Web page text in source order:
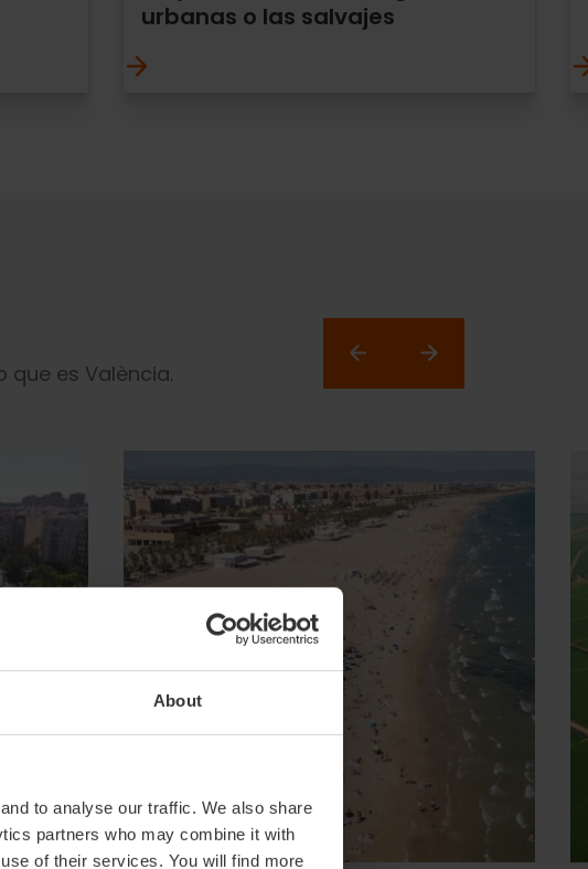
About
to analyse our traffic. We also share
partners who may combine it with
of their services. You will find more
urbanas o las salvajes
es València.